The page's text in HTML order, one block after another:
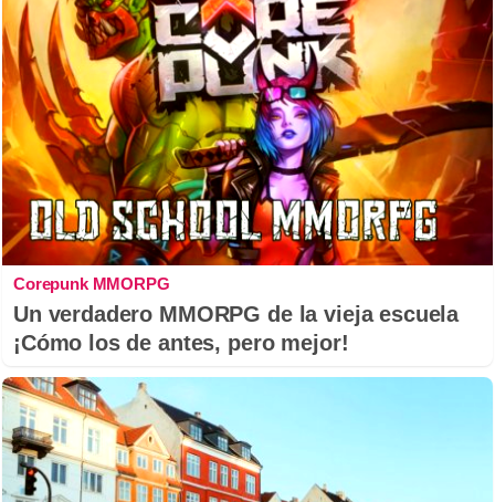
Corepunk MMORPG
Un verdadero MMORPG de la vieja escuela
¡Cómo los de antes, pero mejor!